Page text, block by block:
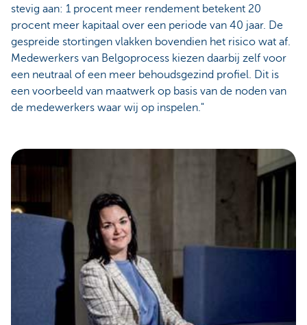
stevig aan: 1 procent meer rendement betekent 20
procent meer kapitaal over een periode van 40 jaar. De
gespreide stortingen vlakken bovendien het risico wat af.
Medewerkers van Belgoprocess kiezen daarbij zelf voor
een neutraal of een meer behoudsgezind profiel. Dit is
een voorbeeld van maatwerk op basis van de noden van
de medewerkers waar wij op inspelen."